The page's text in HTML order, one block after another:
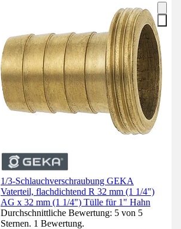
1/3-Schlauchverschraubung GEKA
Vaterteil, flachdichtend R 32 mm (1 1/4")
AG x 32 mm (1 1/4") Tülle für 1" Hahn
Durchschnittliche Bewertung: 5 von 5
Sternen. 1 Bewertung.